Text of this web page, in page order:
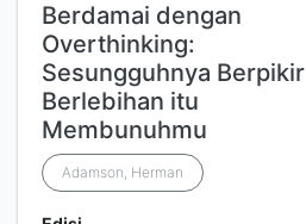
Berdamai dengan
Overthinking:
Sesungguhnya Berpikir
Berlebihan itu
Membunuhmu
Adamson, Herman